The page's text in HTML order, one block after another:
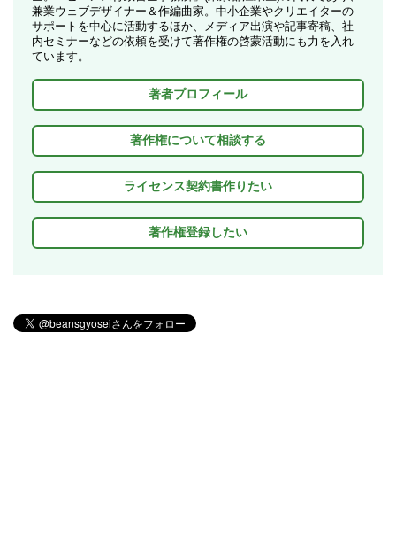
兼業ウェブデザイナー＆作編曲家。中小企業やクリエイターの
サポートを中心に活動するほか、メディア出演や記事寄稿、社
内セミナーなどの依頼を受けて著作権の啓蒙活動にも力を入れ
ています。
著者プロフィール
著作権について相談する
ライセンス契約書作りたい
著作権登録したい